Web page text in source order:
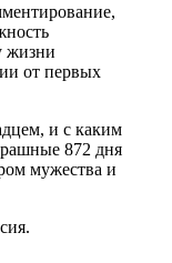
жизни
от первых
и с каким
872 дня
мужества и